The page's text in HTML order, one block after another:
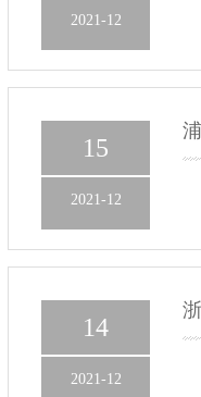
2021-12
15
2021-12
14
2021-12